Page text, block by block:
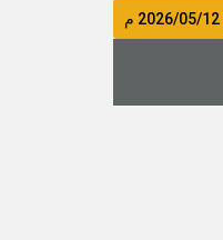
2026/05/12 م